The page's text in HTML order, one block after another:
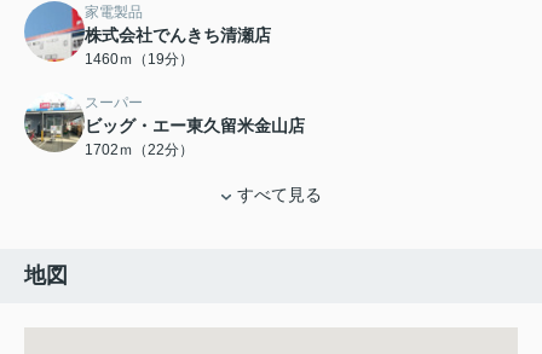
家電製品
株式会社でんきち清瀬店
1460ｍ（19分）
スーパー
ビッグ・エー東久留米金山店
1702ｍ（22分）
すべて見る
地図